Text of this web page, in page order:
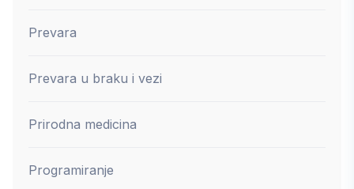
Prevara
Prevara u braku i vezi
Prirodna medicina
Programiranje